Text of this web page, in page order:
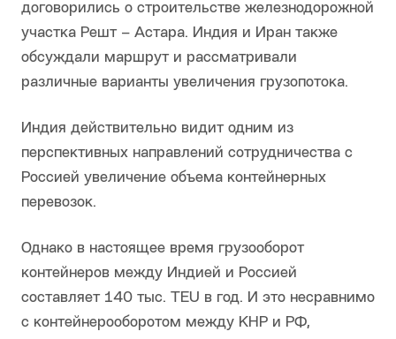
договорились о строительстве железнодорожной
участка Решт – Астара. Индия и Иран также
обсуждали маршрут и рассматривали
различные варианты увеличения грузопотока.
Индия действительно видит одним из
перспективных направлений сотрудничества с
Россией увеличение объема контейнерных
перевозок.
Однако в настоящее время грузооборот
контейнеров между Индией и Россией
составляет 140 тыс. TEU в год. И это несравнимо
с контейнерооборотом между КНР и РФ,